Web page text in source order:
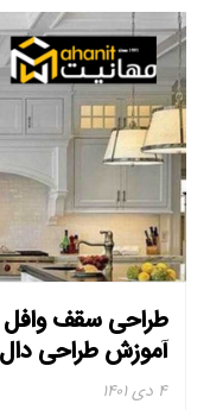
طراحی سقف
آموزش طراحی
۴ دی ۱۴۰۱